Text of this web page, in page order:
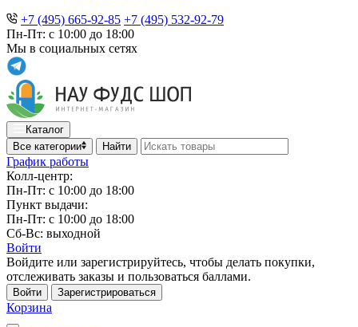
+7 (495) 665-92-85 +7 (495) 532-92-79
Пн-Пт: с 10:00 до 18:00
Мы в социальных сетях
Каталог
Все категории
Найти
График работы
Колл-центр:
Пн-Пт: с 10:00 до 18:00
Пункт выдачи:
Пн-Пт: с 10:00 до 18:00
Сб-Вс: выходной
Войти
Войдите или зарегистрируйтесь, чтобы делать покупки,
отслеживать заказы и пользоваться баллами.
Войти Зарегистрироваться
Корзина